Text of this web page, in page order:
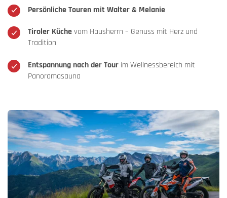
Persönliche Touren mit Walter & Melanie
Tiroler Küchevom Hausherrn – Genuss mit Herz und
Tradition
Entspannung nach der Tour im Wellnessbereich mit
Panoramasauna